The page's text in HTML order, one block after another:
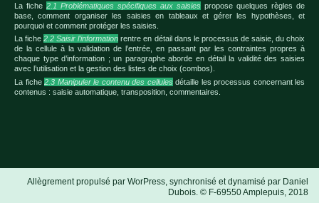
La fiche 2.1 Problématiques spécifiques aux saisies propose quelques règles de
base, comment organiser les saisies en tableaux et gérer les hypothèses, et
pourquoi et comment protéger les saisies.
La fiche2.2 Saisir l’information rentre en détail dans le processus de saisie, du choix
de la cellule à la validation de l’entrée, en passant par les contraintes propres à
chaque type d’information ; un paragraphe aborde en détail la validité des saisies
avec l’utilisation et la gestion des listes de choix (combos).
La fiche 2.3 Manipuler le contenu des cellulesdétaille les processus concernant les
contenus : saisie automatique, transposition, commentaires.
Allègrement propulsé par WorPress, synchronisé et dynamisé par Daniel
Dubois. © F-69550 Amplepuis, 2018